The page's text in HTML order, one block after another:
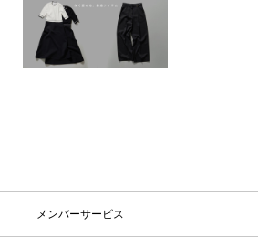
メンバーサービス